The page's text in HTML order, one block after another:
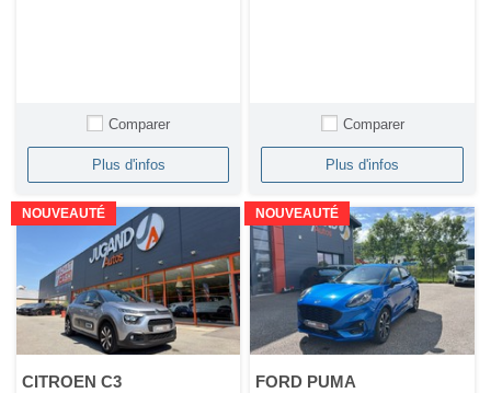
Comparer
Plus d'infos
Comparer
Plus d'infos
NOUVEAUTÉ
CITROEN C3
NOUVEAUTÉ
FORD PUMA